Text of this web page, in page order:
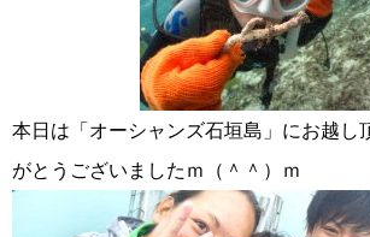
本日は「オーシャンズ石垣島」にお越し
がとうございましたｍ（＾＾）ｍ